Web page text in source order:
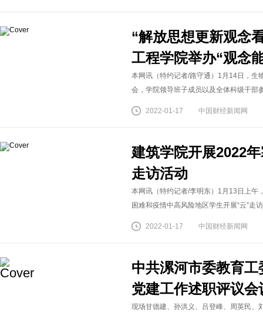
“解放思想更新观念
工程学院举办“观念
本网讯（特约记者/路守通）1月14日，生
会，学院领导班子成员以及全体科级干部
2022-01-17 中国财经新闻网
建筑学院开展2022
走访活动
本网讯（特约记者/李明东）1月13日上午
困难和疫情中高风险地区学生开展“云”走
2022-01-17 中国财经新闻网
中共漯河市委教育
党建工作述职评议会
现场甘德建、孙洪义、吕登峰、周英民、